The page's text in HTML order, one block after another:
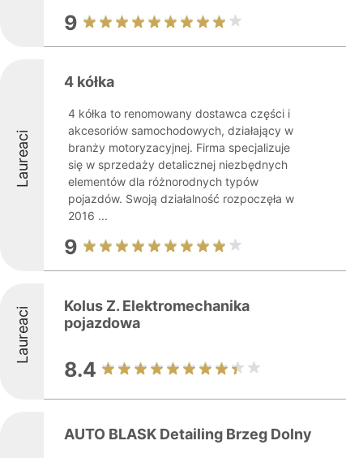
9
Laureaci
4 kółka
4 kółka to renomowany dostawca części i
akcesoriów samochodowych, działający w
branży motoryzacyjnej. Firma specjalizuje
się w sprzedaży detalicznej niezbędnych
elementów dla różnorodnych typów
pojazdów. Swoją działalność rozpoczęła w
2016 ...
9
Laureaci
Kolus Z. Elektromechanika
pojazdowa
8.4
AUTO BLASK Detailing Brzeg Dolny